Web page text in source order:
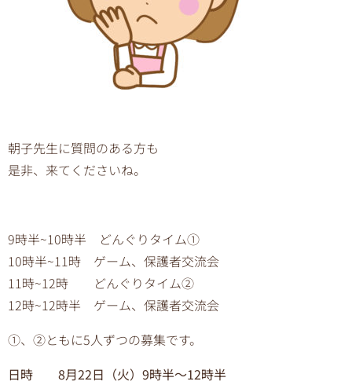
朝子先生に質問のある方も
是非、来てくださいね。
9時半~10時半 どんぐりタイム①
10時半~11時 ゲーム、保護者交流会
11時~12時 どんぐりタイム②
12時~12時半 ゲーム、保護者交流会
①、②ともに5人ずつの募集です。
日時 8月22日（火）9時半～12時半